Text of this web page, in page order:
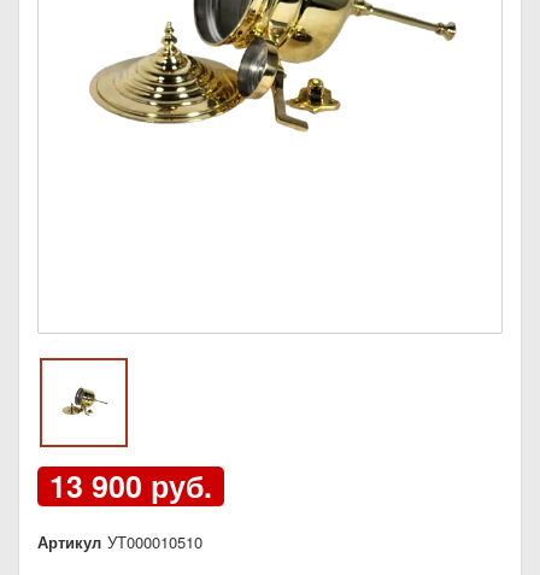
13 900 руб.
Артикул УТ000010510